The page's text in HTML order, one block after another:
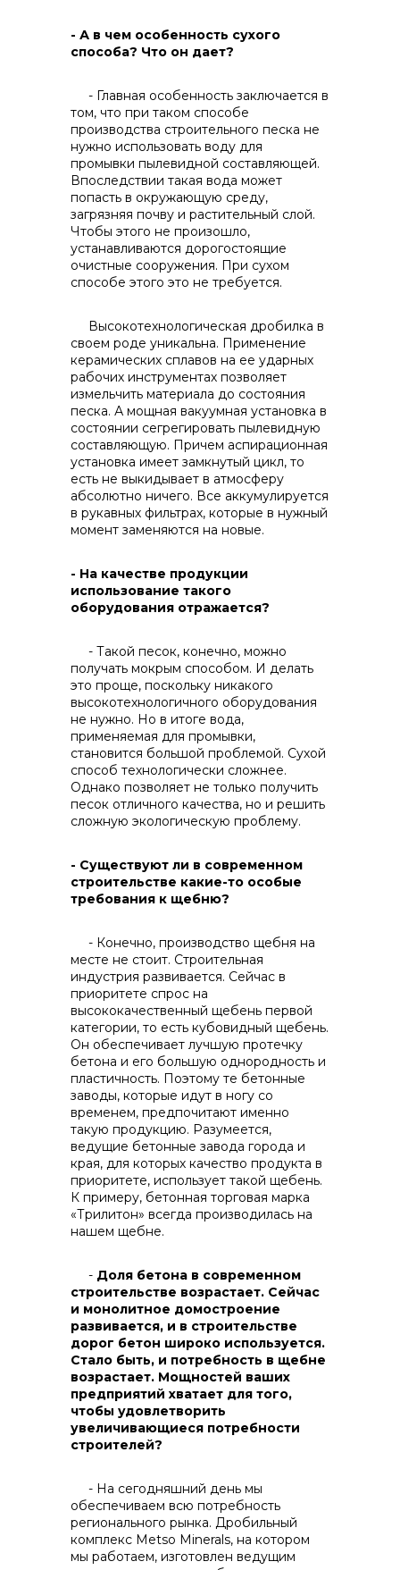
- А в чем особенность сухого
способа? Что он дает?
- Главная особенность заключается в
том, что при таком способе
производства строительного песка не
нужно использовать воду для
промывки пылевидной составляющей.
Впоследствии такая вода может
попасть в окружающую среду,
загрязняя почву и растительный слой.
Чтобы этого не произошло,
устанавливаются дорогостоящие
очистные сооружения. При сухом
способе этого это не требуется.
Высокотехнологическая дробилка в
своем роде уникальна. Применение
керамических сплавов на ее ударных
рабочих инструментах позволяет
измельчить материала до состояния
песка. А мощная вакуумная установка в
состоянии сегрегировать пылевидную
составляющую. Причем аспирационная
установка имеет замкнутый цикл, то
есть не выкидывает в атмосферу
абсолютно ничего. Все аккумулируется
в рукавных фильтрах, которые в нужный
момент заменяются на новые.
- На качестве продукции
использование такого
оборудования отражается?
- Такой песок, конечно, можно
получать мокрым способом. И делать
это проще, поскольку никакого
высокотехнологичного оборудования
не нужно. Но в итоге вода,
применяемая для промывки,
становится большой проблемой. Сухой
способ технологически сложнее.
Однако позволяет не только получить
песок отличного качества, но и решить
сложную экологическую проблему.
- Существуют ли в современном
строительстве какие-то особые
требования к щебню?
- Конечно, производство щебня на
месте не стоит. Строительная
индустрия развивается. Сейчас в
приоритете спрос на
высококачественный щебень первой
категории, то есть кубовидный щебень.
Он обеспечивает лучшую протечку
бетона и его большую однородность и
пластичность. Поэтому те бетонные
заводы, которые идут в ногу со
временем, предпочитают именно
такую продукцию. Разумеется,
ведущие бетонные завода города и
края, для которых качество продукта в
приоритете, использует такой щебень.
К примеру, бетонная торговая марка
«Трилитон» всегда производилась на
нашем щебне.
- Доля бетона в современном
строительстве возрастает. Сейчас
и монолитное домостроение
развивается, и в строительстве
дорог бетон широко используется.
Стало быть, и потребность в щебне
возрастает. Мощностей ваших
предприятий хватает для того,
чтобы удовлетворить
увеличивающиеся потребности
строителей?
- На сегодняшний день мы
обеспечиваем всю потребность
регионального рынка. Дробильный
комплекс Metso Minerals, на котором
мы работаем, изготовлен ведущим